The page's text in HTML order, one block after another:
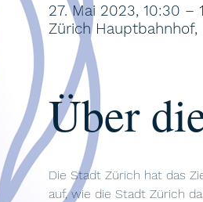
27. Mai 2023, 10:30 –
Zürich
Über
Die Stadt Zürich hat das
auf, wie die Stadt Zürich